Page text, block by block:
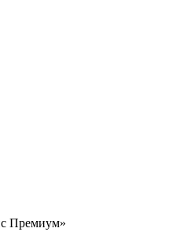
Премиум»